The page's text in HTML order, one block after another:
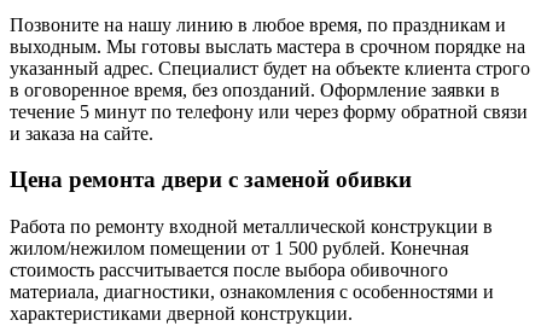
Позвоните на нашу линию в любое время, по праздникам и
выходным. Мы готовы выслать мастера в срочном порядке на
указанный адрес. Специалист будет на объекте клиента строго
в оговоренное время, без опозданий. Оформление заявки в
течение 5 минут по телефону или через форму обратной связи
и заказа на сайте.
Цена ремонта двери с заменой обивки
Работа по ремонту входной металлической конструкции в
жилом/нежилом помещении от 1 500 рублей. Конечная
стоимость рассчитывается после выбора обивочного
материала, диагностики, ознакомления с особенностями и
характеристиками дверной конструкции.